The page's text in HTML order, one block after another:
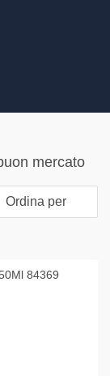
mercato
Ordina per
84369